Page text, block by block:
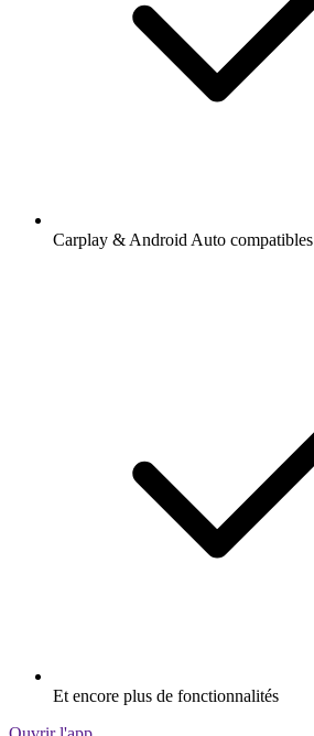
Carplay & Android Auto compatibles
Et encore plus de fonctionnalités